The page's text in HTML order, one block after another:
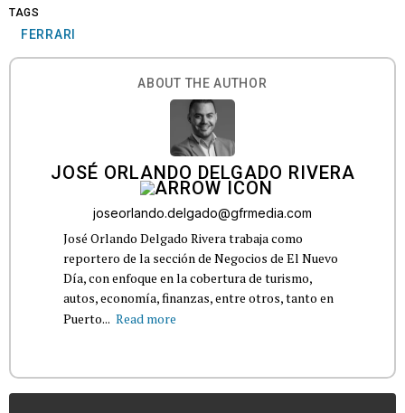
TAGS
FERRARI
ABOUT THE AUTHOR
JOSÉ ORLANDO DELGADO RIVERA
joseorlando.delgado@gfrmedia.com
José Orlando Delgado Rivera trabaja como
reportero de la sección de Negocios de El Nuevo
Día, con enfoque en la cobertura de turismo,
autos, economía, finanzas, entre otros, tanto en
Puerto... Read more